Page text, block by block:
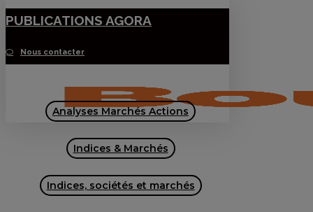
Skip
main
PUBLICATIONS AGORA
Nous contacter
Analyses Marchés Actions
Indices & Marchés
Indices, sociétés et marchés